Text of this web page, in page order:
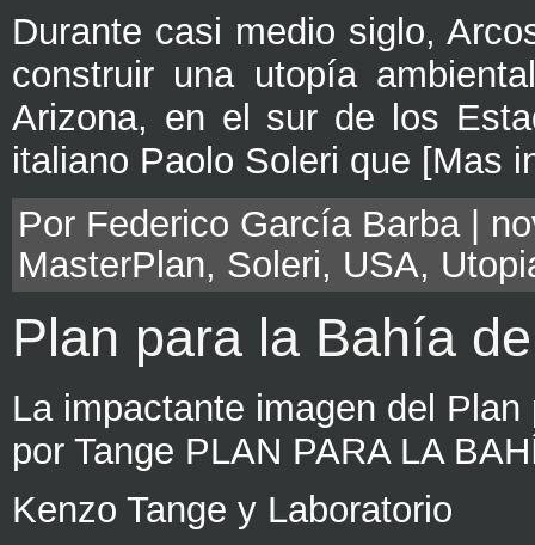
Durante casi medio siglo,
construir una utopía
Arizona, en el sur de los
italiano Paolo Soleri que [Mas
Por Federico García Barba |
MasterPlan, Soleri, USA,
Plan para la Bahía
La impactante imagen del
por Tange PLAN PARA LA
Kenzo Tange y Laboratorio